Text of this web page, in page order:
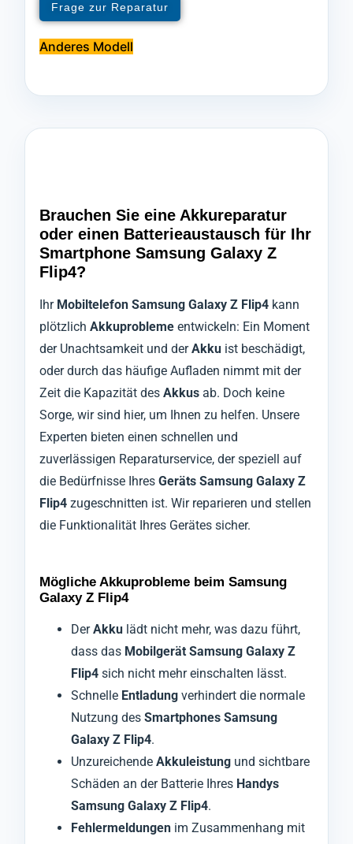
Frage zur Reparatur
Anderes Modell
Brauchen Sie eine Akkureparatur
oder einen Batterieaustausch für Ihr
Smartphone Samsung Galaxy Z
Flip4?
Ihr Mobiltelefon Samsung Galaxy Z Flip4 kann
plötzlich Akkuprobleme entwickeln: Ein Moment
der Unachtsamkeit und derAkku ist beschädigt,
oder durch das häufige Aufladen nimmt mit der
Zeit die Kapazität des Akkus ab. Doch keine
Sorge, wir sind hier, um Ihnen zu helfen. Unsere
Experten bieten einen schnellen und
zuverlässigen Reparaturservice, der speziell auf
die Bedürfnisse Ihres Geräts Samsung Galaxy Z
Flip4 zugeschnitten ist. Wir reparieren und stellen
die Funktionalität Ihres Gerätes sicher.
Mögliche Akkuprobleme beim Samsung
Galaxy Z Flip4
DerAkku lädt nicht mehr, was dazu führt,
dass das Mobilgerät Samsung Galaxy Z
Flip4 sich nicht mehr einschalten lässt.
Schnelle Entladung verhindert die normale
Nutzung des Smartphones Samsung
Galaxy Z Flip4.
Unzureichende Akkuleistung und sichtbare
Schäden an der Batterie Ihres Handys
Samsung Galaxy Z Flip4.
Fehlermeldungen im Zusammenhang mit